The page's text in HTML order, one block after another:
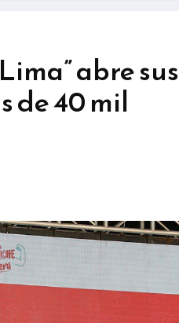
abre sus
de 40 mil